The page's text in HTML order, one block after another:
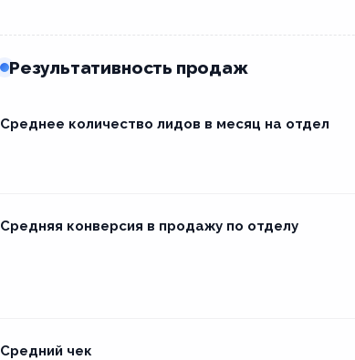
Результативность продаж
Среднее количество лидов в месяц на отдел
Средняя конверсия в продажу по отделу
Средний чек